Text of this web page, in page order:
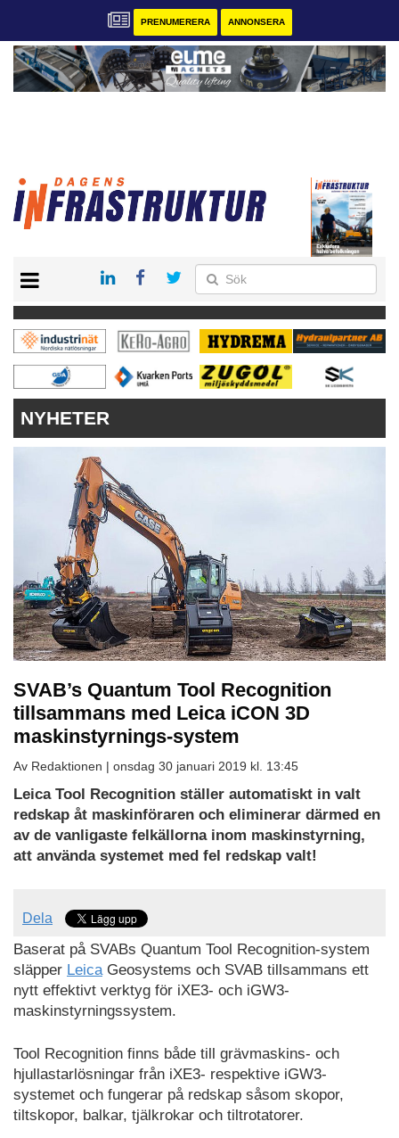
PRENUMERERA ANNONSERA
KONTAKT
VÅRA ANDRA MAGASIN
PRENUMERERA
ANNONSERA
NYHETER
SVAB’s Quantum Tool Recognition
tillsammans med Leica iCON 3D
maskinstyrnings-system
Av Redaktionen | onsdag 30 januari 2019 kl. 13:45
Leica Tool Recognition ställer automatiskt in valt
redskap åt maskinföraren och eliminerar därmed en
av de vanligaste felkällorna inom maskinstyrning,
att använda systemet med fel redskap valt!
Dela
Baserat på SVABs Quantum Tool Recognition-system
släpper Leica Geosystems och SVAB tillsammans ett
nytt effektivt verktyg för iXE3- och iGW3-
maskinstyrningssystem.
Tool Recognition finns både till grävmaskins- och
hjullastarlösningar från iXE3- respektive iGW3-
systemet och fungerar på redskap såsom skopor,
tiltskopor, balkar, tjälkrokar och tiltrotatorer.